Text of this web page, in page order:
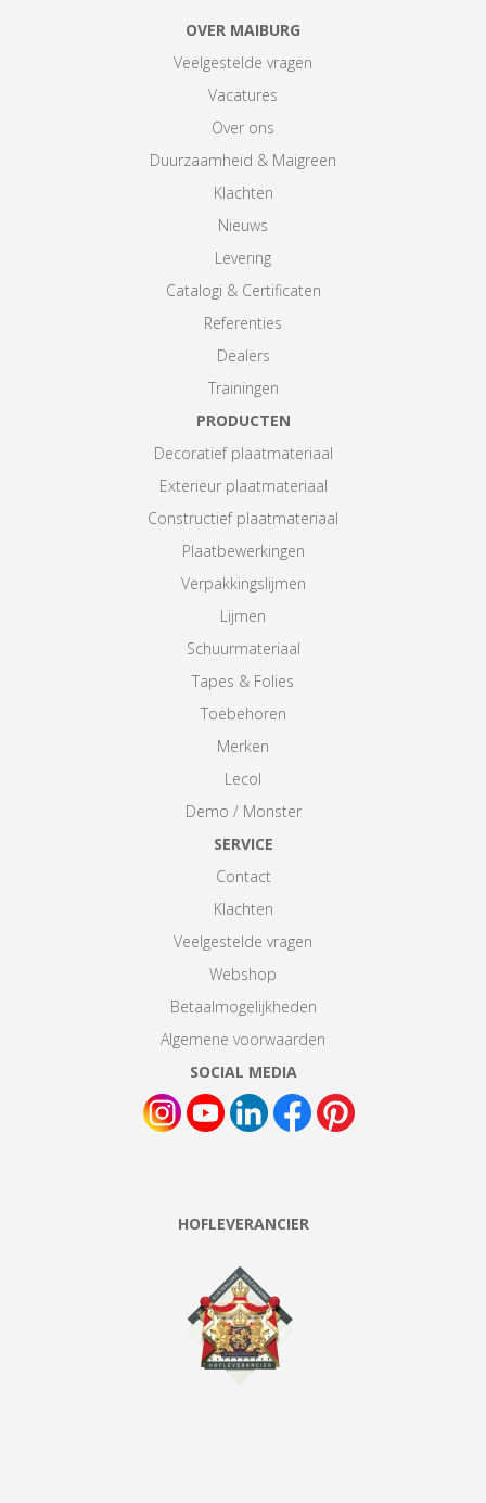
OVER MAIBURG
Veelgestelde vragen
Vacatures
Over ons
Duurzaamheid & Maigreen
Klachten
Nieuws
Levering
Catalogi & Certificaten
Referenties
Dealers
Trainingen
PRODUCTEN
Decoratief plaatmateriaal
Exterieur plaatmateriaal
Constructief plaatmateriaal
Plaatbewerkingen
Verpakkingslijmen
Lijmen
Schuurmateriaal
Tapes & Folies
Toebehoren
Merken
Lecol
Demo / Monster
SERVICE
Contact
Klachten
Veelgestelde vragen
Webshop
Betaalmogelijkheden
Algemene voorwaarden
SOCIAL MEDIA
HOFLEVERANCIER